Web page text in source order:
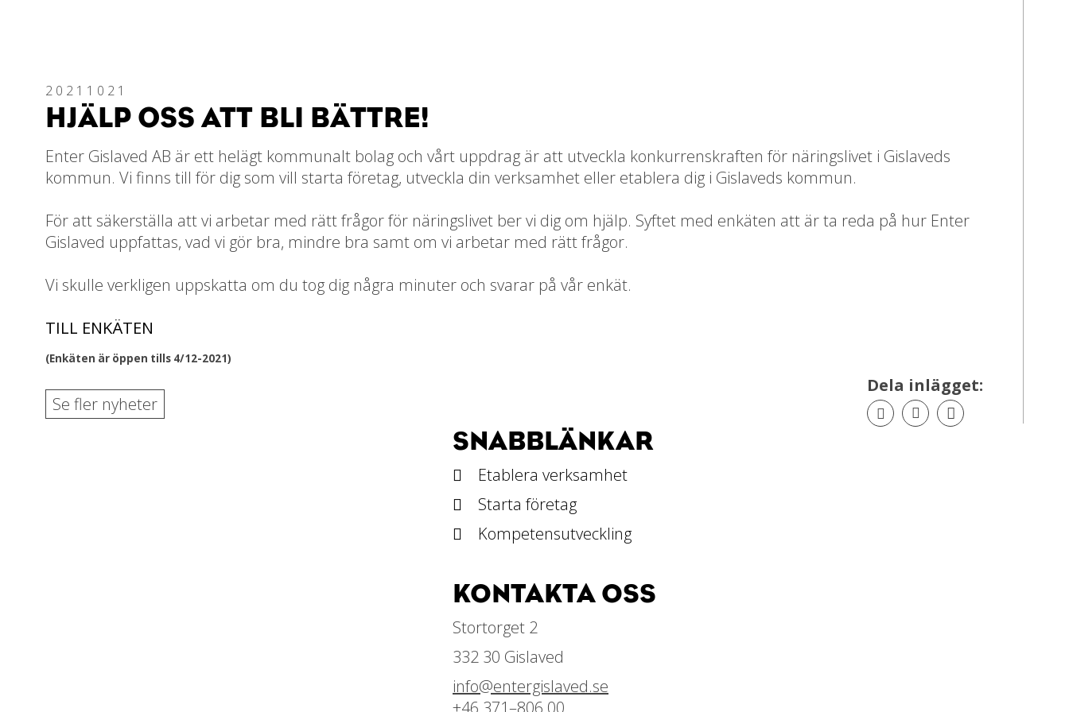
20211021
HJÄLP OSS ATT BLI BÄTTRE!
Enter Gislaved AB är ett helägt kommunalt bolag och vårt uppdrag är att utveckla konkurrenskraften för näringslivet i Gislaveds
kommun. Vi finns till för dig som vill starta företag, utveckla din verksamhet eller etablera dig i Gislaveds kommun.
För att säkerställa att vi arbetar med rätt frågor för näringslivet ber vi dig om hjälp. Syftet med enkäten att är ta reda på hur Enter
Gislaved uppfattas, vad vi gör bra, mindre bra samt om vi arbetar med rätt frågor.
Vi skulle verkligen uppskatta om du tog dig några minuter och svarar på vår enkät.
TILL ENKÄTEN
(Enkäten är öppen tills 4/12-2021)
Se fler nyheter
Dela inlägget:
SNABBLÄNKAR
Etablera verksamhet
Starta företag
Kompetensutveckling
KONTAKTA OSS
Stortorget 2
332 30 Gislaved
info@entergislaved.se